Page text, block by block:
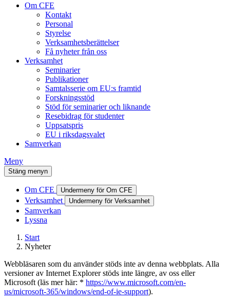
Om CFE
Kontakt
Personal
Styrelse
Verksamhetsberättelser
Få nyheter från oss
Verksamhet
Seminarier
Publikationer
Samtalsserie om EU:s framtid
Forskningsstöd
Stöd för seminarier och liknande
Resebidrag för studenter
Uppsatspris
EU i riksdagsvalet
Samverkan
Meny
Stäng menyn
Om CFE Undermeny för Om CFE
Verksamhet Undermeny för Verksamhet
Samverkan
Lyssna
Start
Nyheter
Webbläsaren som du använder stöds inte av denna webbplats. Alla
versioner av Internet Explorer stöds inte längre, av oss eller
Microsoft (läs mer här: * https://www.microsoft.com/en-
us/microsoft-365/windows/end-of-ie-support).